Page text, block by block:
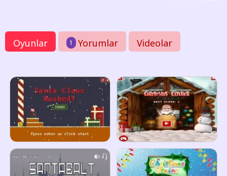
Oyunlar 1 Yorumlar Videolar